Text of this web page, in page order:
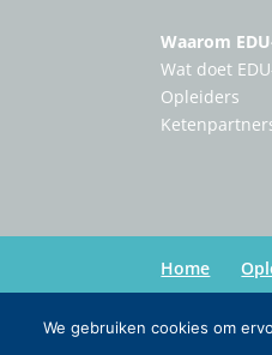
Waarom
Wat doet
Opleiders
Home
Copyright:
We gebruiken cookies om